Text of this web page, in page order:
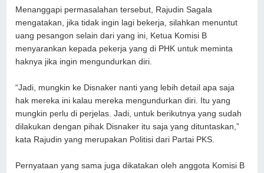
Menanggapi permasalahan tersebut, Rajudin Sagala
mengatakan, jika tidak ingin lagi bekerja, silahkan menuntut
uang pesangon selain dari yang ini, Ketua Komisi B
menyarankan kepada pekerja yang di PHK untuk meminta
haknya jika ingin mengundurkan diri.
“Jadi, mungkin ke Disnaker nanti yang lebih detail apa saja
hak mereka ini kalau mereka mengundurkan diri. Itu yang
mungkin perlu di perjelas. Jadi, untuk berikutnya yang sudah
dilakukan dengan pihak Disnaker itu saja yang dituntaskan,”
kata Rajudin yang merupakan Politisi dari Partai PKS.
Pernyataan yang sama juga dikatakan oleh anggota Komisi B